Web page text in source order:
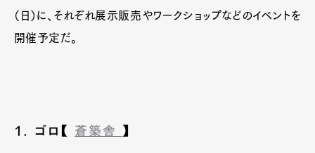
（日）に、それぞれ展示販売やワークショップなどのイベントを
開催予定だ。
1. ゴロ【 蒼築舎 】